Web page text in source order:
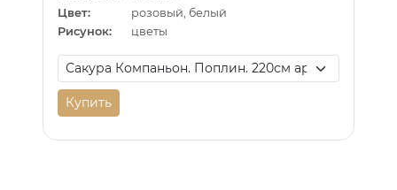
Цвет:
розовый, белый
Рисунок:
цветы
Купить